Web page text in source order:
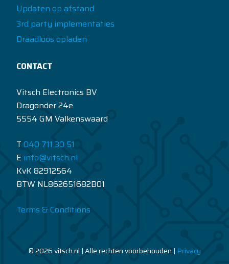
Updaten op afstand
3rd party implementaties
Draadloos opladen
CONTACT
Vitsch Electronics BV
Dragonder 24e
5554 GM Valkenswaard
T 040 711 30 51
E info@vitsch.nl
KvK 82912564
BTW NL862651682B01
Terms & Conditions
© 2026 vitsch.nl | Alle rechten voorbehouden | Privacy